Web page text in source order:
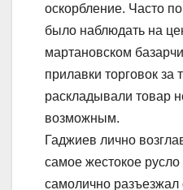
оскорбление. Часто
было наблюдать на
мартановском
прилавки торговок за
раскладывали товар
возможным.
Гаджиев лично
самое жестокое русло
самолично разъезжал